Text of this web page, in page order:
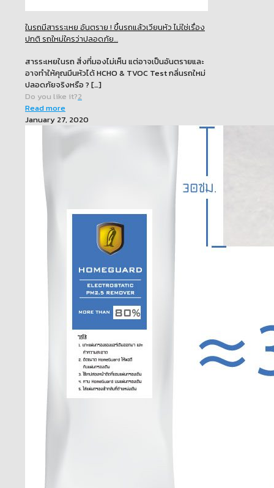
ในรถมีสารระเหย อันตราย ! ขึ้นรถแล้วเวียนหัว ไม่ใช่เรื่อง
ปกติ รถใหม่ใครว่าปลอดภัย…
สารระเหยในรถ สิ่งที่มองไม่เห็น แต่อาจเป็นอันตรายและ
อาจทำให้คุณมึนหัวได้ HCHO & TVOC Test กลิ่นรถใหม่
ปลอดภัยจริงหรือ ? […]
Do you like it?2
Read more
January 27, 2020